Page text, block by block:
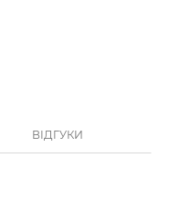
ВІДГУКИ